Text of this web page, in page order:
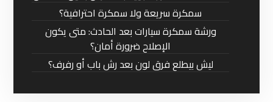
سمكرة سريعة ولا سمكرة احترافية؟
ورشة سمكرة سيارات بعد الحادث: متى يكون
الإصلاح ضرورة أمان؟
ليش بيطلع فرق لون بعد رش باب أو رفرف؟